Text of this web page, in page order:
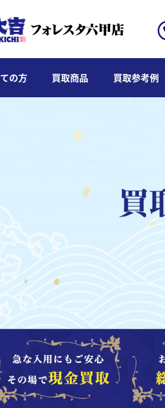
の方 買取商品 買取参考例